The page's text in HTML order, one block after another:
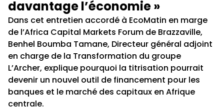
davantage l’économie »
Dans cet entretien accordé à EcoMatin en marge
de l’Africa Capital Markets Forum de Brazzaville,
Benhel Boumba Tamane, Directeur général adjoint
en charge de la Transformation du groupe
L’Archer, explique pourquoi la titrisation pourrait
devenir un nouvel outil de financement pour les
banques et le marché des capitaux en Afrique
centrale.